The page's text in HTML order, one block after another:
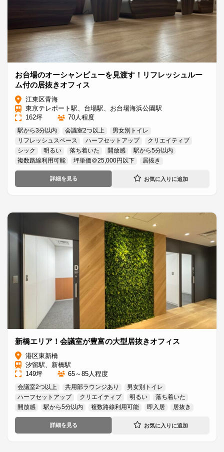
お台場のオーシャンビューを見渡す！リフレッシュルー
ム付の居抜きオフィス
江東区青海
東京テレポート駅、台場駅、お台場海浜公園駅
162坪
70人程度
駅から3分以内 会議室2つ以上
男女別トイレ
リフレッシュスペース
ハーフセットアップ
クリエイティブ
シック
明るい 落ち着いた 開放感
駅から5分以内
複数路線利用可能
坪単価＠25,000円以下 居抜き
詳細を見る
新橋エリア！会議室が豊富の大型居抜きオフィス
港区東新橋
汐留駅、新橋駅
149坪
65～85人程度
会議室2つ以上 共用部ラウンジあり
男女別トイレ
ハーフセットアップ
クリエイティブ 明るい
落ち着いた
開放感
駅から5分以内 複数路線利用可能 即入居 居抜き
詳細を見る